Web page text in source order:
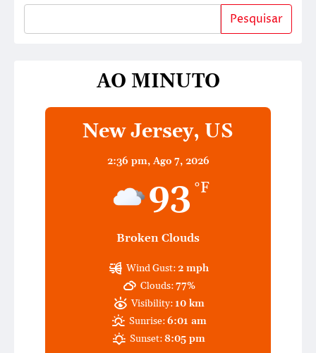
Pesquisar
AO MINUTO
New Jersey, US
2:36 pm, Ago 7, 2026
93 °F
Broken Clouds
Wind Gust:2 mph
Clouds:77%
Visibility: 10 km
Sunrise:6:01 am
Sunset:8:05 pm